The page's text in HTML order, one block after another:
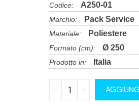
Codice: A250-01
Marchio: Pack Service
Materiale: Poliestere
Formato (cm): Ø 250
Prodotto in: Italia